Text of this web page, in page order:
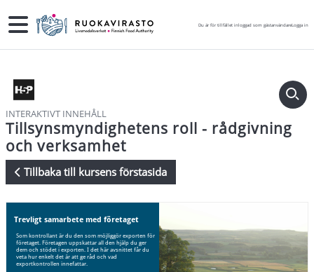
Sidopanel Du är för tillfället inloggad som gästanvändareLogga in
INTERAKTIVT INNEHÅLL
Tillsynsmyndighetens roll - rådgivning
och verksamhet
Tillbaka till kursens förstasida